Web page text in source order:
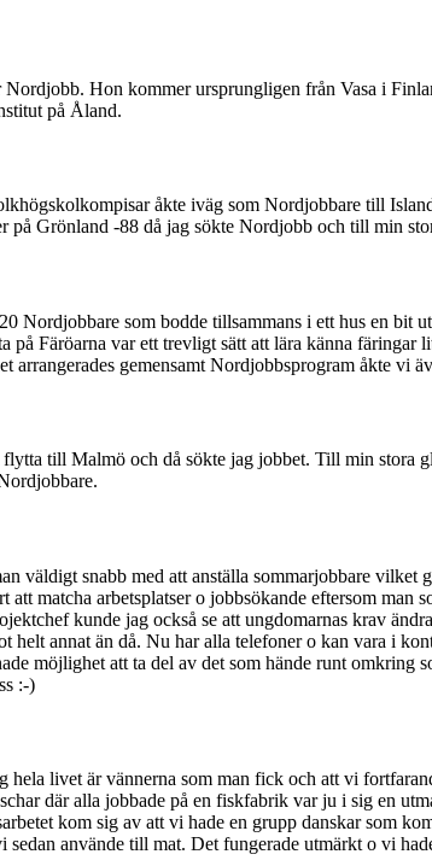
Hon kommer ursprungligen från Vasa i
på Åland.
åkte iväg som Nordjobbare till
på Grönland -88 då jag sökte Nordjobb och till min
Nordjobbare som bodde tillsammans i ett hus en bit
Färöarna var ett trevligt sätt att lära känna färingar
gemensamt Nordjobbsprogram åkte vi
till Malmö och då sökte jag jobbet. Till min stora
väldigt snabb med att anställa sommarjobbare vilket
matcha arbetsplatser o jobbsökande eftersom man
kunde jag också se att ungdomarnas krav
annat än då. Nu har alla telefoner o kan vara i
möjlighet att ta del av det som hände runt omkring
:-)
livet är vännerna som man fick och att vi
där alla jobbade på en fiskfabrik var ju i sig en
kom sig av att vi hade en grupp danskar som
använde till mat. Det fungerade utmärkt o vi